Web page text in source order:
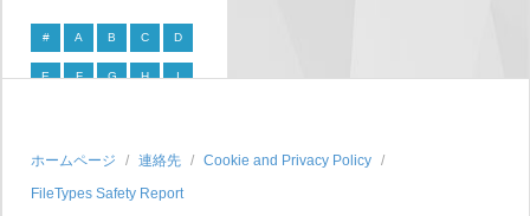
# A B C D
E F G H I
P Q R S
T U V W X
ホームページ 連絡先
Cookie and Privacy Policy
FileTypes Safety Report